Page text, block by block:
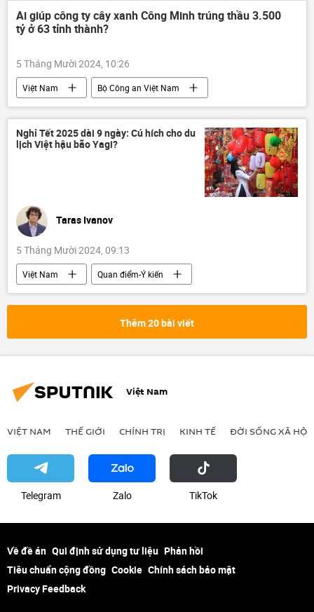
Việt Nam trên báo chí nước ngoài
Chính trị
Thế giới
Trung Quốc
Ai giúp công ty cây xanh Công Minh trúng thầu 3.500
tỷ ở 63 tỉnh thành?
5 Tháng Mười 2024, 10:26
Việt Nam
Bộ Công an Việt Nam
công ty
thông tin
Pháp luật
vi phạm
Nghỉ Tết 2025 dài 9 ngày: Cú hích cho du
lịch Việt hậu bão Yagi?
Taras Ivanov
5 Tháng Mười 2024, 09:13
Việt Nam
Quan điểm-Ý kiến
Tác giả
Du lịch
thiệt hại
Thêm 20 bài viết
Việt Nam
VIỆT NAM THẾ GIỚI CHÍNH TRỊ KINH TẾ ĐỜI SỐNG XÃ HỘI
Telegram Zalo ТikТоk
Về đề án Qui định sử dụng tư liệu Phản hồi
Tiêu chuẩn cộng đồng Cookie Chính sách bảo mật
Privacy Feedback